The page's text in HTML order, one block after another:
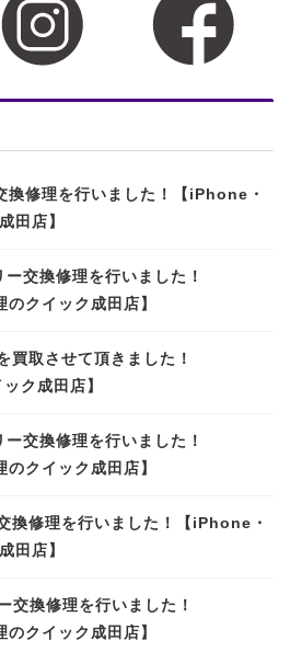
修理を行いました！【iPhone・
田店】
交換修理を行いました！
クイック成田店】
買取させて頂きました！
ク成田店】
交換修理を行いました！
クイック成田店】
換修理を行いました！【iPhone・
田店】
換修理を行いました！
クイック成田店】